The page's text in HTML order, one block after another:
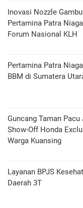
Inovasi Nozzle
Pertamina Patra
Forum Nasional KLH
Pertamina Patra
BBM di Sumatera
Guncang Taman
Show-Off Honda
Warga Kuansing
Layanan BPJS
Daerah 3T